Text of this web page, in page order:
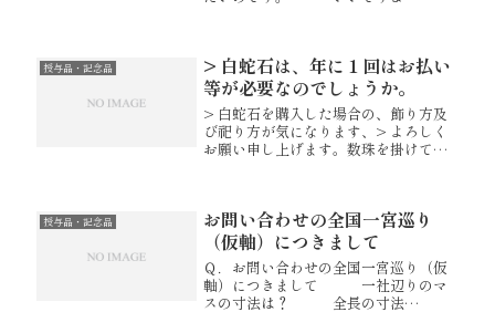
レスレットにお礼を言い、きれいな川
へ流して...
授与品・記念品
> 白蛇石は、年に１回はお払い
等が必要なのでしょうか。
> 白蛇石を購入した場合の、飾り方及
び祀り方が気になります、> よろしく
お願い申し上げます。数珠を掛けてあ
が、水をお供えしていただいたり、...
授与品・記念品
お問い合わせの全国一宮巡り
（仮軸）につきまして
Ｑ．お問い合わせの全国一宮巡り（仮
軸）につきまして 一社辺りのマ
スの寸法は？ 全長の寸法